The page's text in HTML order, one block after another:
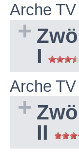
Arche
I
Arche
II